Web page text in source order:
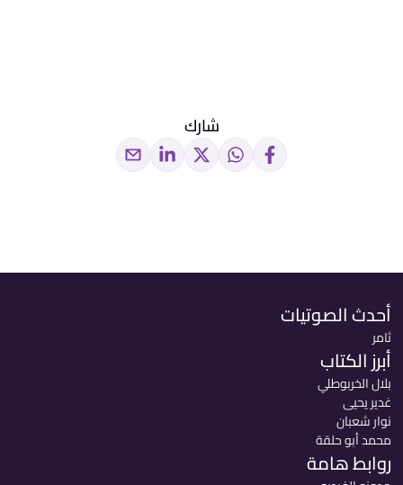
شارك
أحدث الصوتيات
ثامر
أبرز الكتاب
بلال الخربوطلي
غدير يحيى
نوار شعبان
محمد أبو حلقة
روابط هامة